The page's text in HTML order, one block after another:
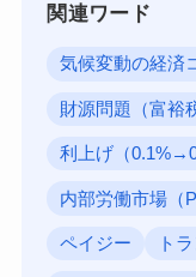
関連ワード
気候変動の経済
財源問題（富裕
利上げ（
内部労働市場（
ペイジー ト